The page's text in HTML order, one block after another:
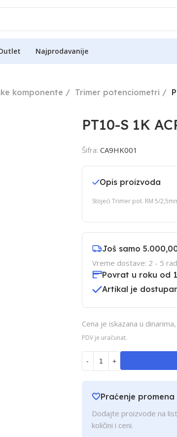
Najprodavanije
komponente Trimer potenciometri
PT10-S 1K
Šifra: CA9HK001
Opis proizvoda
Stojeći Trimer pot. RM 5/
Još samo
Vreme dostave: 2 - 5
Povrat u roku od
Artikal je
Cena je iskazana u
PDV je uračunat.
- +
Praćenje promena
Dodajte proizvode na
količini i ceni.